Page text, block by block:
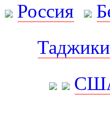
Россия